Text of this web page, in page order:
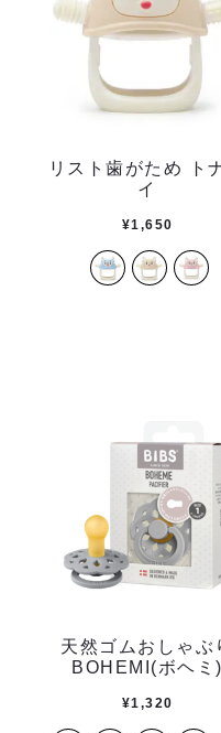
リスト歯がため ト
イ
¥1,650
天然ゴムおしゃぶ
BOHEMI(ボヘミ)
¥1,320